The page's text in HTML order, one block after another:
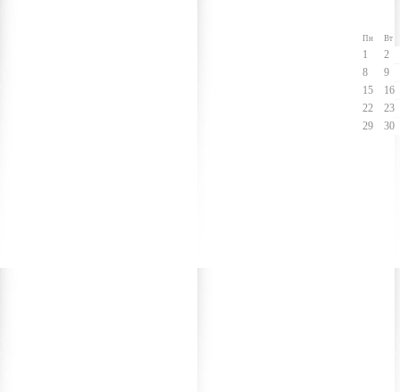
Пн Вт
1
2
8
9
15
16
22
23
29
30